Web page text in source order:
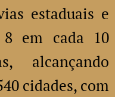
estaduais e
em cada 10
alcançando
cidades, com